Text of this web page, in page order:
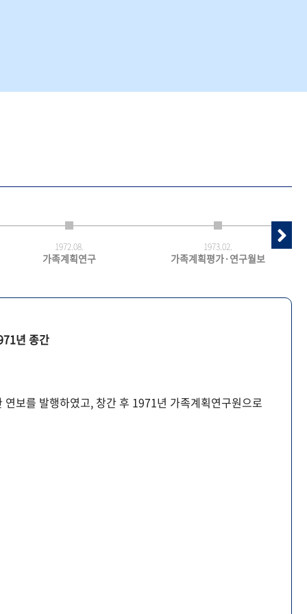
1972.08.
가족계획연구
1973.02.
가족계획평가·연구월보
년 종간
보를 발행하였고, 창간 후 1971년 가족계획연구원으로